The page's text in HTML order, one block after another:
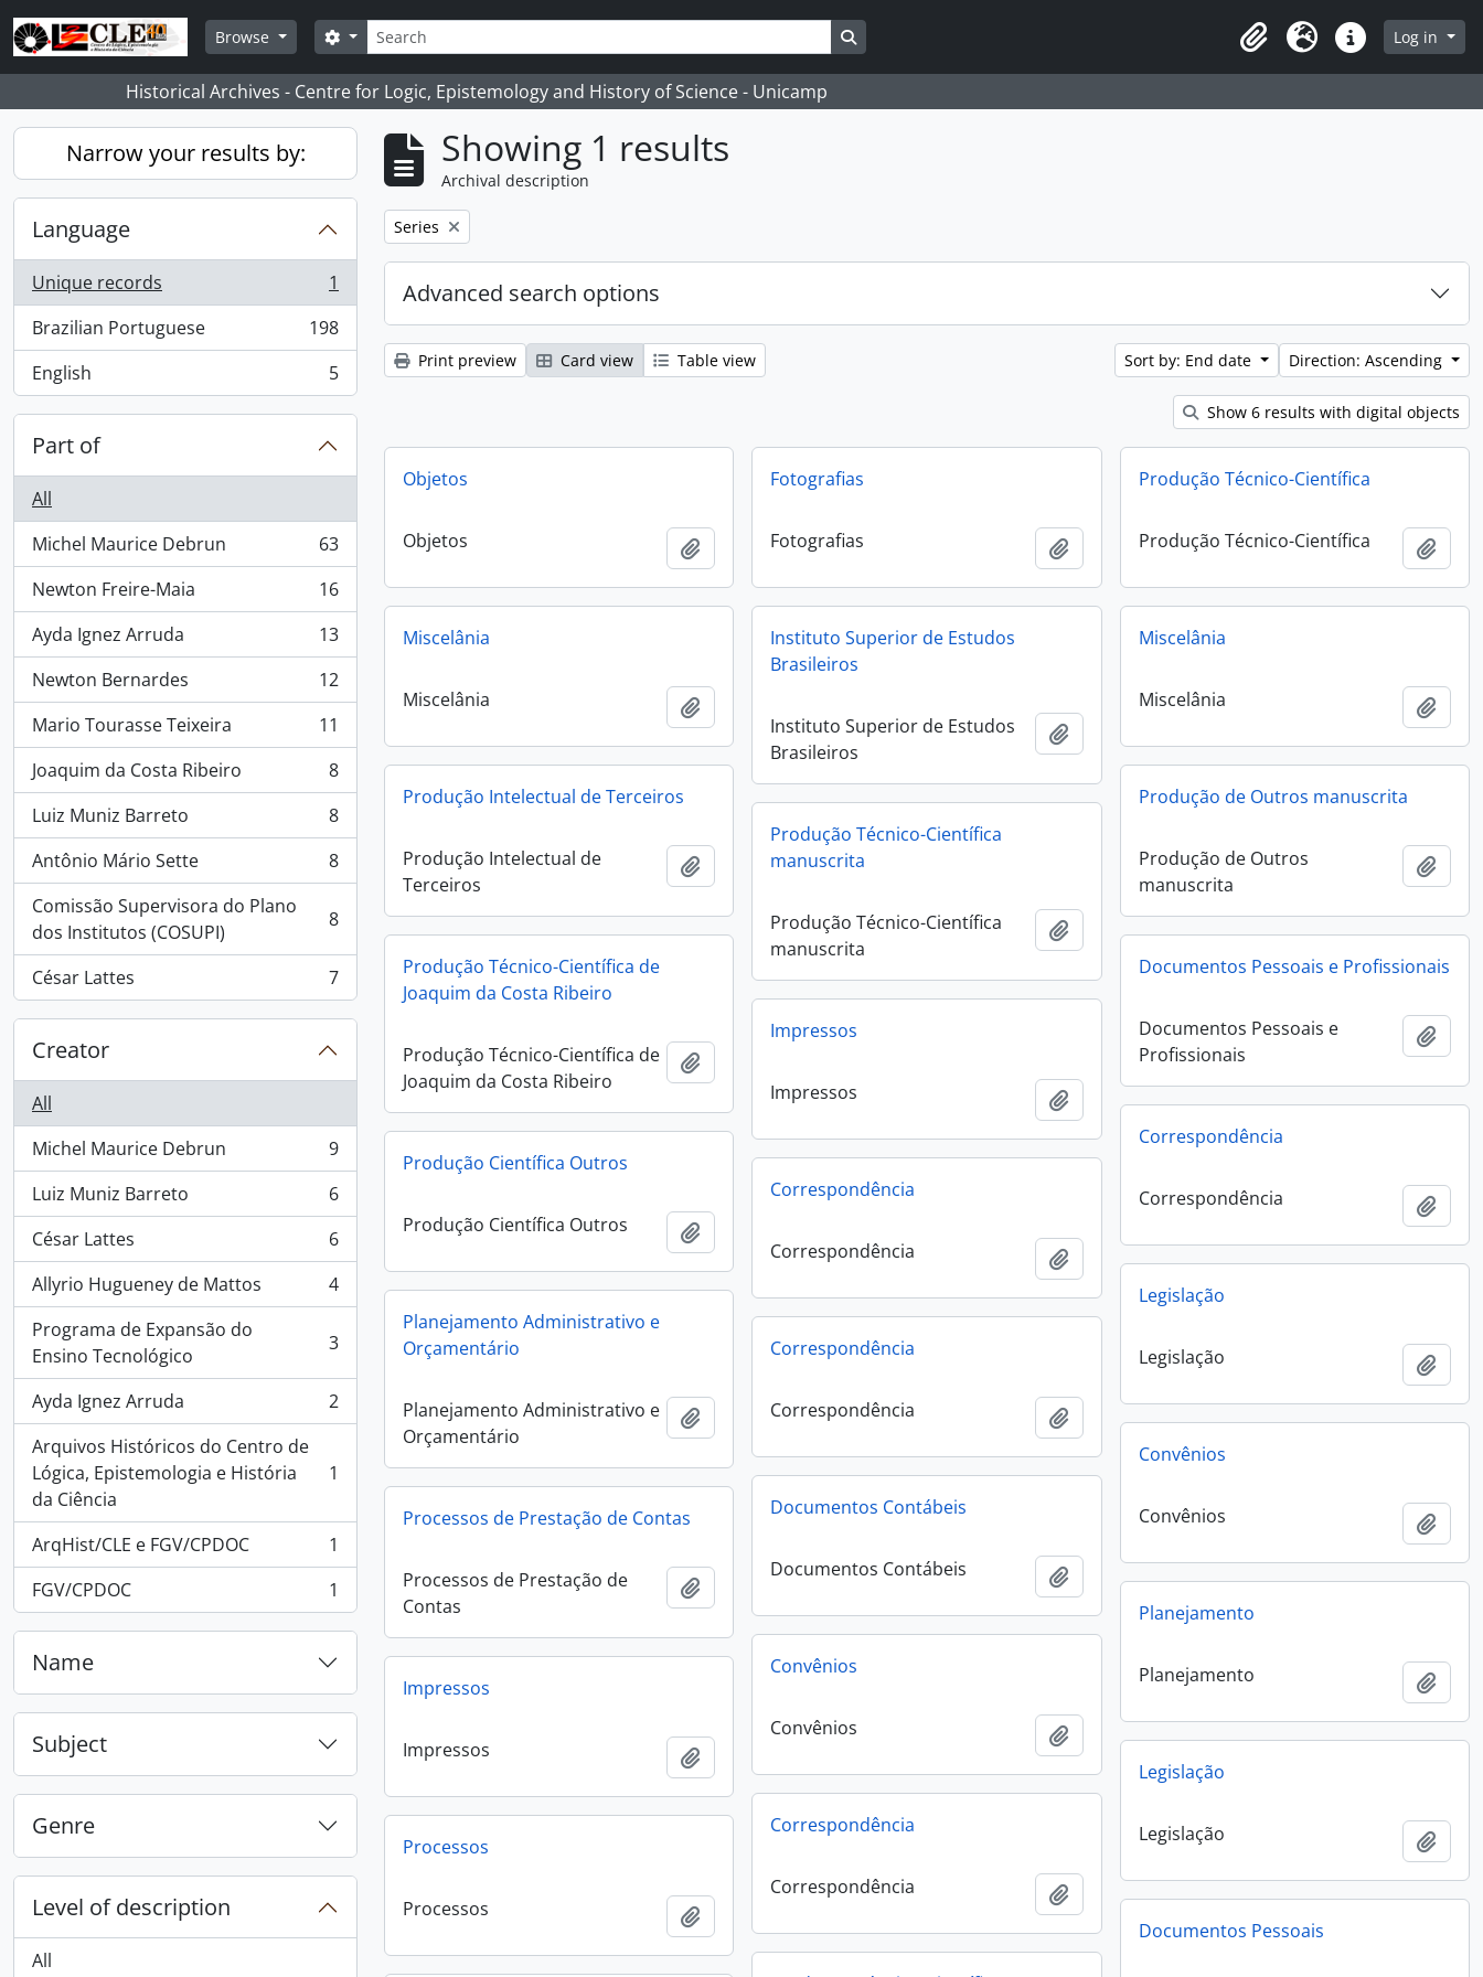
Skip to main content
Browse
Search
Search options
ClipboardLanguageQuick linksLog in
Historical Archives - Centre for Logic, Epistemology and History of Science - Unicamp
Narrow your results by:
Language
Unique records
, 1 results
1
Brazilian Portuguese
, 198 results
198
English
, 5 results 5
Part of
All
Michel Maurice Debrun
, 63 results
63
Newton Freire-Maia
, 16 results
16
Ayda Ignez Arruda
, 13 results
13
Newton Bernardes
, 12 results
12
Mario Tourasse Teixeira
, 11 results
11
Joaquim da Costa Ribeiro
, 8 results
8
Luiz Muniz Barreto
, 8 results
8
Antônio Mário Sette
, 8 results
8
Comissão Supervisora do Plano
dos Institutos (COSUPI)
, 8 results 8
César Lattes
, 7 results 7
Creator
All
Michel Maurice Debrun
, 9 results
9
Luiz Muniz Barreto
, 6 results
6
César Lattes
, 6 results
6
Allyrio Hugueney de Mattos
, 4 results
4
Programa de Expansão do
Ensino Tecnológico
, 3 results 3
Ayda Ignez Arruda
, 2 results
2
Arquivos Históricos do Centro de
Lógica, Epistemologia e História
da Ciência
, 1 results 1
ArqHist/CLE e FGV/CPDOC
, 1 results
1
FGV/CPDOC
, 1 results 1
Name
Subject
Genre
Level of description
All
Showing 1 results
Archival description
Remove filter:
Series
Advanced search options
Print preview Card view Table view Sort by: End date Direction: Ascending
Show 6 results with digital objects
Objetos
Objetos Add to clipboard
Fotografias
Fotografias Add to clipboard
Produção Técnico-Científica
Produção Técnico-Científica Add
Miscelânia
Miscelânia
Instituto Superior de Estudos
Brasileiros
Instituto Superior de Estudos
Brasileiros
Add to clipboard
Miscelânia
Miscelânia Add
Produção Intelectual de Terceiros
Produção Intelectual de
Terceiros
Add to clipboard
Produção de Outros manuscrita
Produção de Outros
manuscrita
Add
Produção Técnico-Científica
manuscrita
Produção Técnico-Científica
manuscrita
Add to clipboard
Produção Técnico-Científica de
Joaquim da Costa Ribeiro
Produção Técnico-Científica de
Joaquim da Costa Ribeiro
Documentos Pessoais e Profissionais
Documentos Pessoais e
Profissionais
Add
Impressos
Impressos
Add to clipboard
Correspondência
Correspondência Add
Produção Científica Outros
Produção Científica Outros
Correspondência
Correspondência
Add to clipboard
Legislação
Legislação Add
Planejamento Administrativo e
Orçamentário
Planejamento Administrativo e
Orçamentário
Add to clipboard
Correspondência
Correspondência
Add to clipboard
Convênios
Convênios Add
Documentos Contábeis
Documentos Contábeis Add to clipboard
Processos de Prestação de Contas
Processos de Prestação de
Contas
Planejamento
Planejamento Add
Convênios
Convênios Add to clipboard
Impressos
Impressos
Legislação
Legislação Add
Correspondência
Correspondência Add to clipboard
Processos
Processos
Documentos Pessoais